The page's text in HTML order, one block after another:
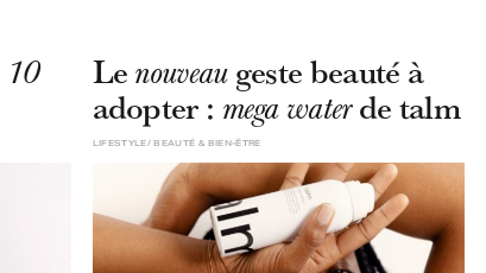
10
Le nouveaugeste beauté à
adopter : mega waterde talm
BEAUTÉ & BIEN-ÊTRE
LIFESTYLE